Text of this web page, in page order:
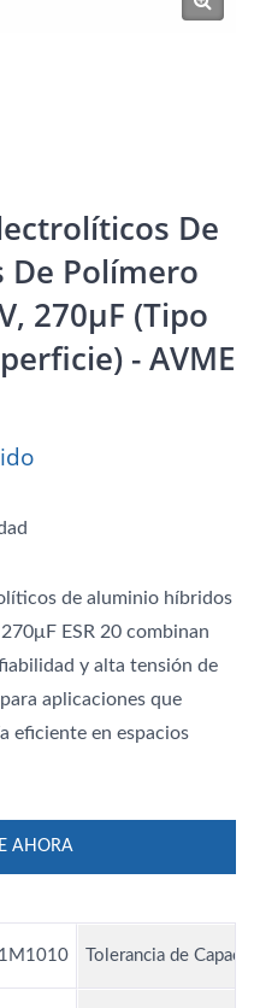
De
Polímero
270μF (tipo
- AVME
de aluminio híbridos
ESR 20 combinan
y alta tensión de
aplicaciones que
eficiente en espacios
AHORA
Tolerancia de